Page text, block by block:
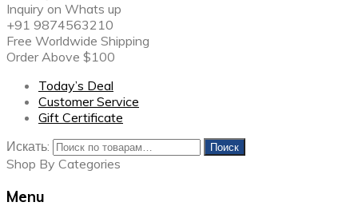
Inquiry on Whats up
+91 9874563210
Free Worldwide Shipping
Order Above $100
Today’s Deal
Customer Service
Gift Certificate
Искать:
Поиск
Shop By Categories
Menu